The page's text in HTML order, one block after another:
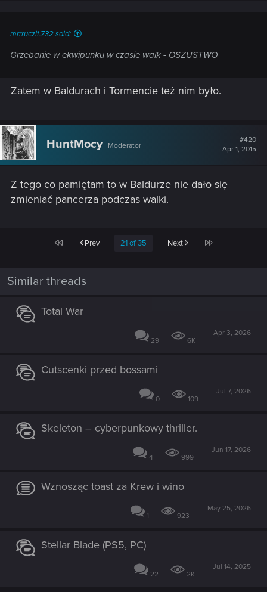
mrrruczit.732 said:
Grzebanie w ekwipunku w czasie walk - OSZUSTWO
Zatem w Baldurach i Tormencie też nim było.
HuntMocy Moderator
#420
Apr 1, 2015
Z tego co pamiętam to w Baldurze nie dało się
zmieniać pancerza podczas walki.
First Prev 21 of 35 Next Last
Similar threads
Total War
29 6K
Apr 3, 2026
Cutscenki przed bossami
0 109
Jul 7, 2026
Skeleton – cyberpunkowy thriller.
4 999
Jun 17, 2026
Wznosząc toast za Krew i wino
1 923
May 25, 2026
Stellar Blade (PS5, PC)
22 2K
Jul 14, 2025